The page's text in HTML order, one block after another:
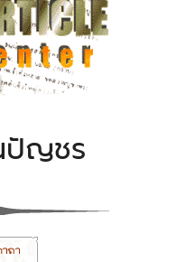
ปัญชร